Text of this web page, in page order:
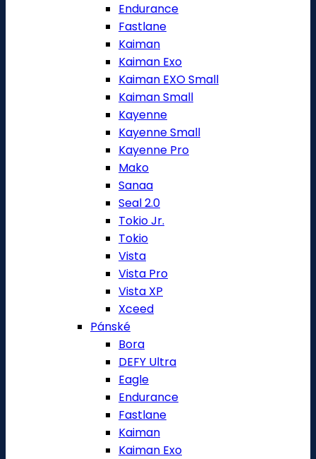
Endurance
Fastlane
Kaiman
Kaiman Exo
Kaiman EXO Small
Kaiman Small
Kayenne
Kayenne Small
Kayenne Pro
Mako
Sanaa
Seal 2.0
Tokio Jr.
Tokio
Vista
Vista Pro
Vista XP
Xceed
Pánské
Bora
DEFY Ultra
Eagle
Endurance
Fastlane
Kaiman
Kaiman Exo